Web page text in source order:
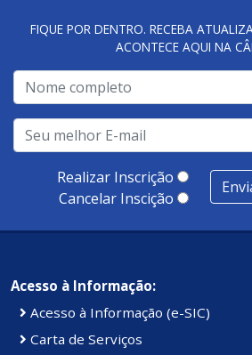
FIQUE POR DENTRO. RECEBA
ACONTECE AQUI NA
Realizar Inscrição
Cancelar Inscição
Acesso à Informação:
Acesso à Informação (e-SIC)
Carta de Serviços